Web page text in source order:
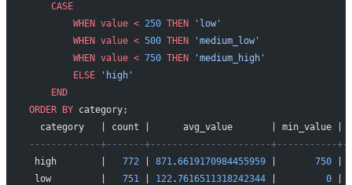
    CASE
        WHEN
value < 250 THEN 'low'
        WHEN
value < 500 THEN 'medium_low'
        WHEN
value < 750 THEN 'medium_high'
        ELSE
'high'
    END
ORDER BY category;
category   | count |      avg_value       | min_value |
-------------+-------+----------------------+-----------
high        | 772 | 871.6619170984455959 | 750
low         | 751 | 122.7616511318242344 | 0